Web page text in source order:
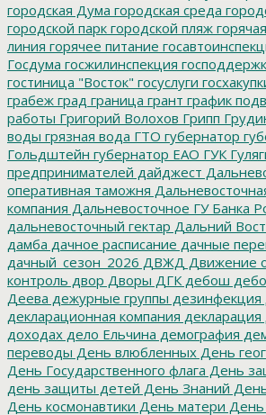
городская Дума городская среда
городской парк городской пляж
линия горячее питание
Госдума госжилинспекция
гостиница "Восток" госуслуги
грабеж град граница грант график
работы Григорий Волохов Грипп
воды грязная вода ГТО губернатор
Гольдштейн губернатор ЕАО ГУК
предпринимателей дайджест
оперативная таможня
компания Дальневосточное ГУ Банка
дальневосточный гектар Дальний
дамба дачное расписание дачные
дачный_сезон_2026 ДВЖД Движение
контроль двор Дворы ДГК дебош
Деева дежурные группы дезинфекция
декларационная компания декларация
доходах дело Ельчина демография
переводы День влюбленных День
День Государственного флага День
день защиты детей День Знаний
День космонавтики День матери День